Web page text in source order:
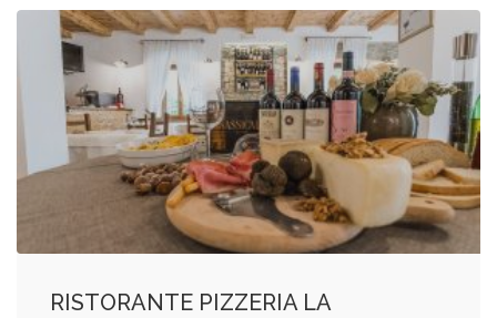
RISTORANTE PIZZERIA LA